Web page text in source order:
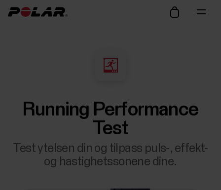
Running Performance
Test
Test ytelsen din og tilpass puls-, effekt-
og hastighetssonene dine.